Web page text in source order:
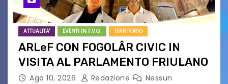
ATTUALITA' EVENTI IN F.V.G. TERRITORIO
ARLeF CON FOGOLÂR CIVIC IN
VISITA AL PARLAMENTO FRIULANO
Ago 10, 2026 Redazione
Nessun